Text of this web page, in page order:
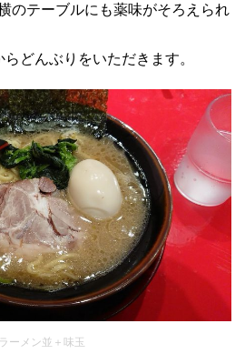
のテーブルにも薬味がそろえられ
どんぶりをいただきます。
ラーメン並＋味玉